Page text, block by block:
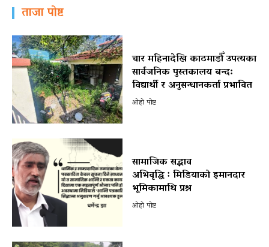
ताजा पोष्ट
चार महिनादेखि काठमाडौँ उपत्यका
सार्वजनिक पुस्तकालय बन्द:
विद्यार्थी र अनुसन्धानकर्ता प्रभावित
ओहो पोष्ट
सामाजिक सद्भाव
अभिवृद्धि ः मिडियाको इमानदार
भूमिकामाथि प्रश्न
ओहो पोष्ट